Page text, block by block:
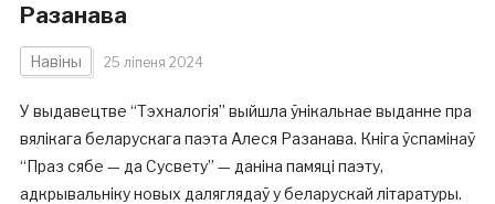
Разанава
Навіны 25 ліпеня 2024
У выдавецтве “Тэхналогія” выйшла ўнікальнае выданне пра
вялікага беларускага паэта Алеся Разанава. Кніга ўспамінаў
“Праз сябе — да Сусвету” — даніна памяці паэту,
адкрывальніку новых даляглядаў у беларускай літаратуры.